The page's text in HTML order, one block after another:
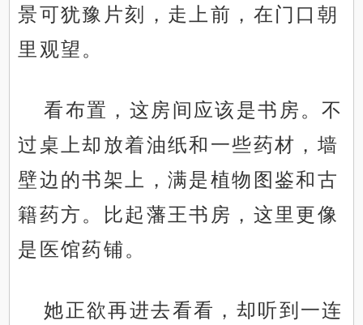
景可犹豫片刻，走上前，在门口朝
里观望。
看布置，这房间应该是书房。不
过桌上却放着油纸和一些药材，墙
壁边的书架上，满是植物图鉴和古
籍药方。比起藩王书房，这里更像
是医馆药铺。
她正欲再进去看看，却听到一连